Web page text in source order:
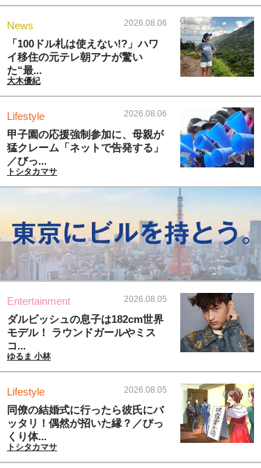
News 2026.08.06
「100ドル札は使えない!?」ハワ
イ移住の元テレ朝アナが驚い
た“最...
大木優紀
Lifestyle 2026.08.06
甲子園の応援強制参加に、母親が
猛クレーム「ネットで告発する」
／びっ...
トシタカマサ
Entertainment 2026.08.05
ダルビッシュの息子は182cm世界
モデル！ ラウンドガールやミス
コ...
ゆるま 小林
Lifestyle 2026.08.05
同僚の結婚式に行ったら彼氏にバ
ッタリ！偶然が招いた縁？／びっ
くり体...
トシタカマサ